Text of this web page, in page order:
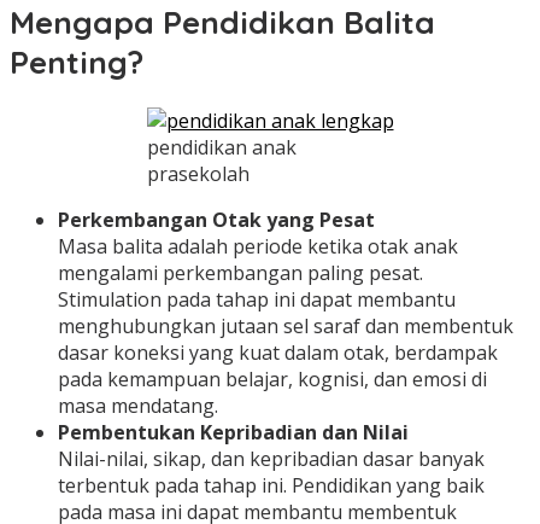
Mengapa Pendidikan Balita
Penting?
pendidikan anak
prasekolah
Perkembangan Otak yang Pesat
Masa balita adalah periode ketika otak anak
mengalami perkembangan paling pesat.
Stimulation pada tahap ini dapat membantu
menghubungkan jutaan sel saraf dan membentuk
dasar koneksi yang kuat dalam otak, berdampak
pada kemampuan belajar, kognisi, dan emosi di
masa mendatang.
Pembentukan Kepribadian dan Nilai
Nilai-nilai, sikap, dan kepribadian dasar banyak
terbentuk pada tahap ini. Pendidikan yang baik
pada masa ini dapat membantu membentuk